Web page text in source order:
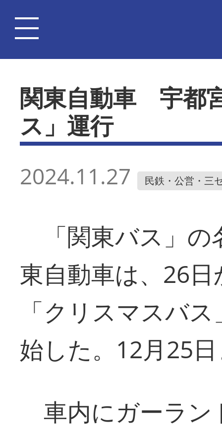
関東自動車 宇都
ス」運行
2024.11.27 民鉄・公営・三
「関東バス」の
東自動車は、26
「クリスマスバ
始した。12月25
車内にガーラン